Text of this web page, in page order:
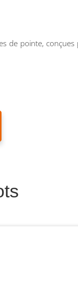
de pointe,